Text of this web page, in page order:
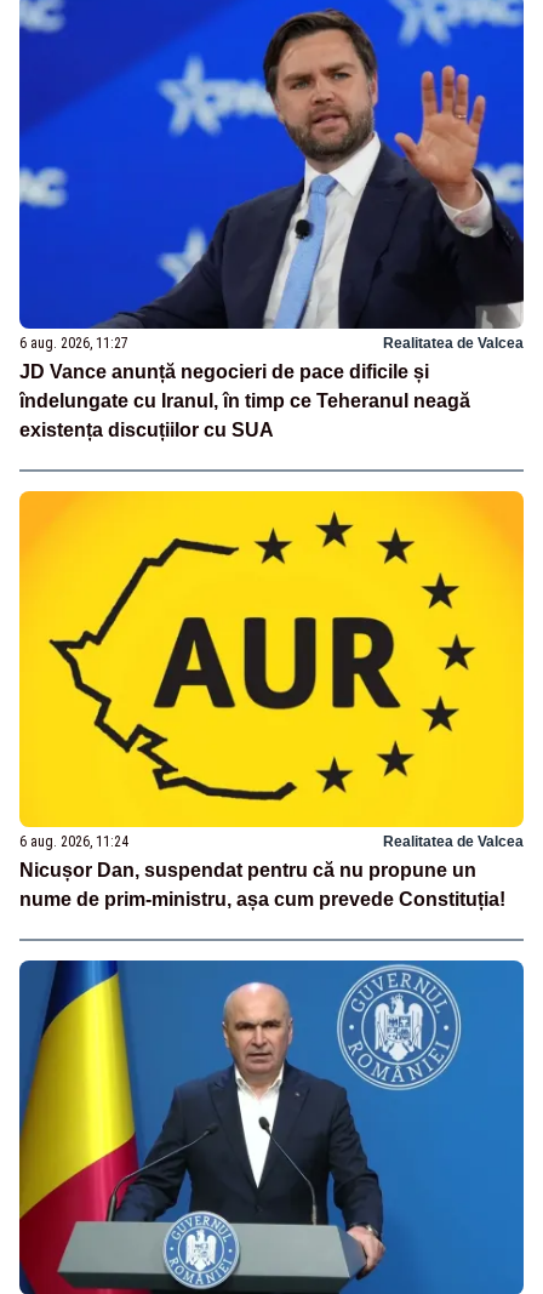
6 aug. 2026, 11:27 Realitatea de Valcea
JD Vance anunță negocieri de pace dificile și
îndelungate cu Iranul, în timp ce Teheranul neagă
existența discuțiilor cu SUA
6 aug. 2026, 11:24 Realitatea de Valcea
Nicușor Dan, suspendat pentru că nu propune un
nume de prim-ministru, așa cum prevede Constituția!